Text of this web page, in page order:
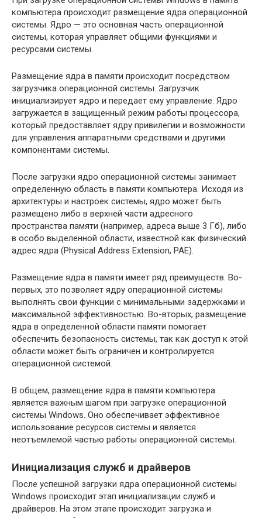
компьютера происходит размещение ядра операционной
системы. Ядро — это основная часть операционной
системы, которая управляет общими функциями и
ресурсами системы.
Размещение ядра в памяти происходит посредством
загрузчика операционной системы. Загрузчик
инициализирует ядро и передает ему управление. Ядро
загружается в защищенный режим работы процессора,
который предоставляет ядру привилегии и возможности
для управления аппаратными средствами и другими
компонентами системы.
После загрузки ядро операционной системы занимает
определенную область в памяти компьютера. Исходя из
архитектуры и настроек системы, ядро может быть
размещено либо в верхней части адресного
пространства памяти (например, адреса выше 3 Гб), либо
в особо выделенной области, известной как физический
адрес ядра (Physical Address Extension, PAE).
Размещение ядра в памяти имеет ряд преимуществ. Во-
первых, это позволяет ядру операционной системы
выполнять свои функции с минимальными задержками и
максимальной эффективностью. Во-вторых, размещение
ядра в определенной области памяти помогает
обеспечить безопасность системы, так как доступ к этой
области может быть ограничен и контролируется
операционной системой.
В общем, размещение ядра в памяти компьютера
является важным шагом при загрузке операционной
системы Windows. Оно обеспечивает эффективное
использование ресурсов системы и является
неотъемлемой частью работы операционной системы.
Инициализация служб и драйверов
После успешной загрузки ядра операционной системы
Windows происходит этап инициализации служб и
драйверов. На этом этапе происходит загрузка и